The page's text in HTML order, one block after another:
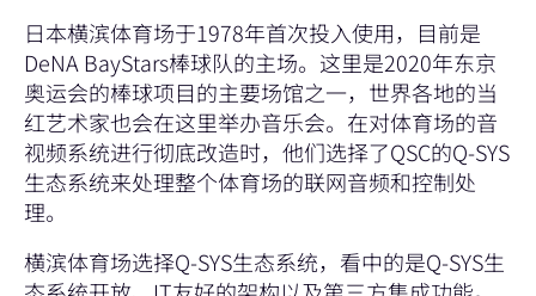
日本横滨体育场于1978年首次投入使用，目前是
DeNA BayStars棒球队的主场。这里是2020年东京
奥运会的棒球项目的主要场馆之一，世界各地的当
红艺术家也会在这里举办音乐会。在对体育场的音
视频系统进行彻底改造时，他们选择了QSC的Q-SYS
生态系统来处理整个体育场的联网音频和控制处
理。
横滨体育场选择Q-SYS生态系统，看中的是Q-SYS生